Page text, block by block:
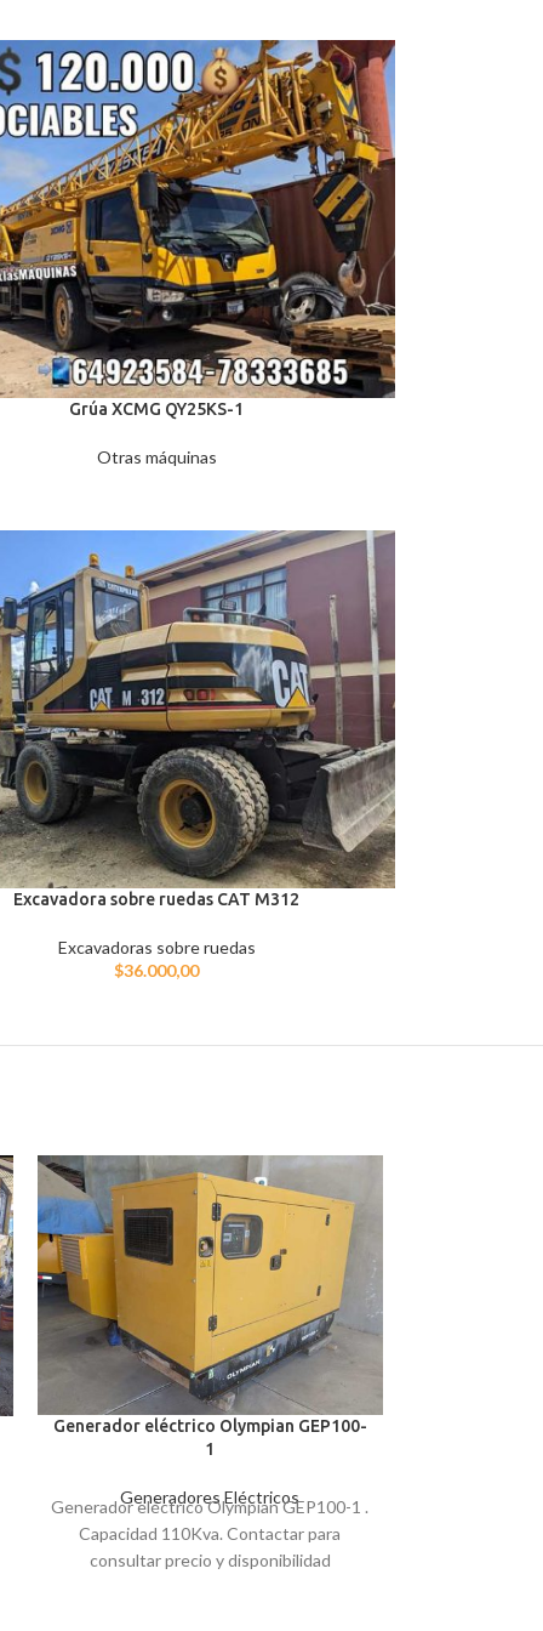
Grúa XCMG QY25KS-1
Otras máquinas
Excavadora sobre ruedas CAT M312
Excavadoras sobre ruedas
$36.000,00
Generador eléctrico Olympian GEP100-
1
Generadores Eléctricos
Generador eléctrico Olympian GEP100-1 .
Capacidad 110Kva. Contactar para
consultar precio y disponibilidad